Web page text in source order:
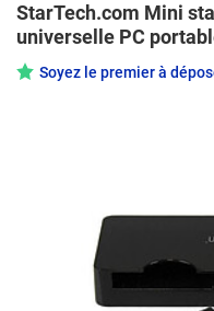
StarTech.com Mini
universelle PC
Soyez le premier à